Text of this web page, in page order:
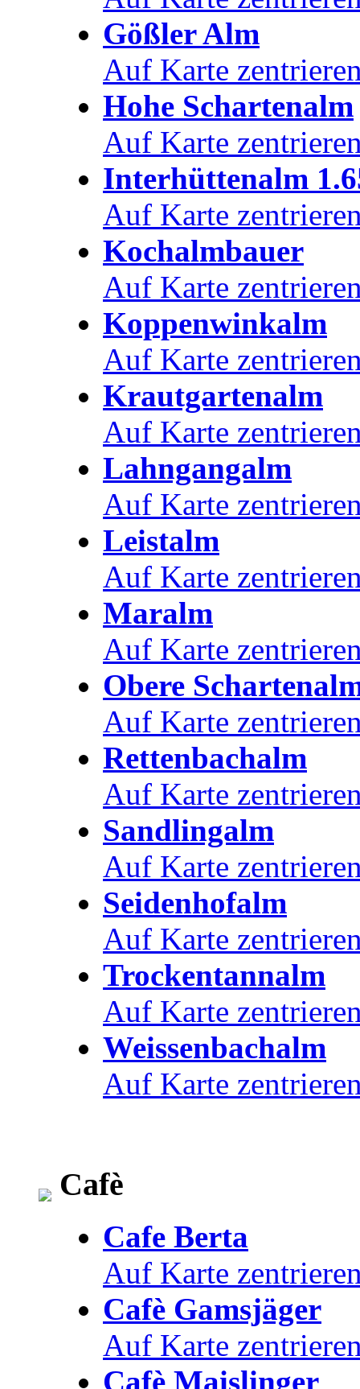
Gößler Alm
Auf Karte
Hohe Schartenalm
Auf Karte
Interhüttenalm
Auf Karte
Kochalmbauer
Auf Karte
Koppenwinkalm
Auf Karte
Krautgartenalm
Auf Karte
Lahngangalm
Auf Karte
Leistalm
Auf Karte
Maralm
Auf Karte
Obere
Auf Karte
Rettenbachalm
Auf Karte
Sandlingalm
Auf Karte
Seidenhofalm
Auf Karte
Trockentannalm
Auf Karte
Weissenbachalm
Auf Karte
Cafè
Cafe Berta
Auf Karte
Cafè Gamsjäger
Auf Karte
Cafè Maislinger